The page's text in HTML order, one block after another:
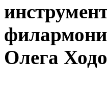
Олега